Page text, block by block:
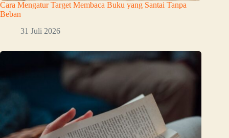
Cara Mengatur Target Membaca Buku yang Santai Tanpa
Beban
31 Juli 2026